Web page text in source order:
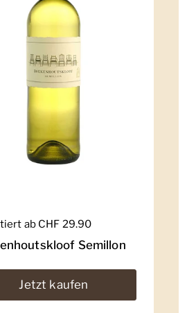
Preis
ab CHF 29.90
Semillon
Jetzt kaufen